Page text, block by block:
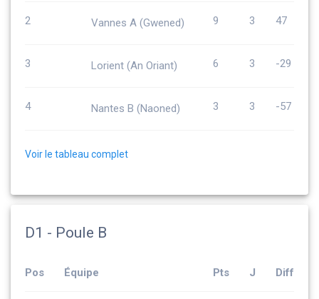
2 Vannes A (Gwened) 9 3 47
3 Lorient (An Oriant) 6 3 -29
4 Nantes B (Naoned) 3 3 -57
Voir le tableau complet
D1 - Poule B
Pos Équipe Pts J Diff